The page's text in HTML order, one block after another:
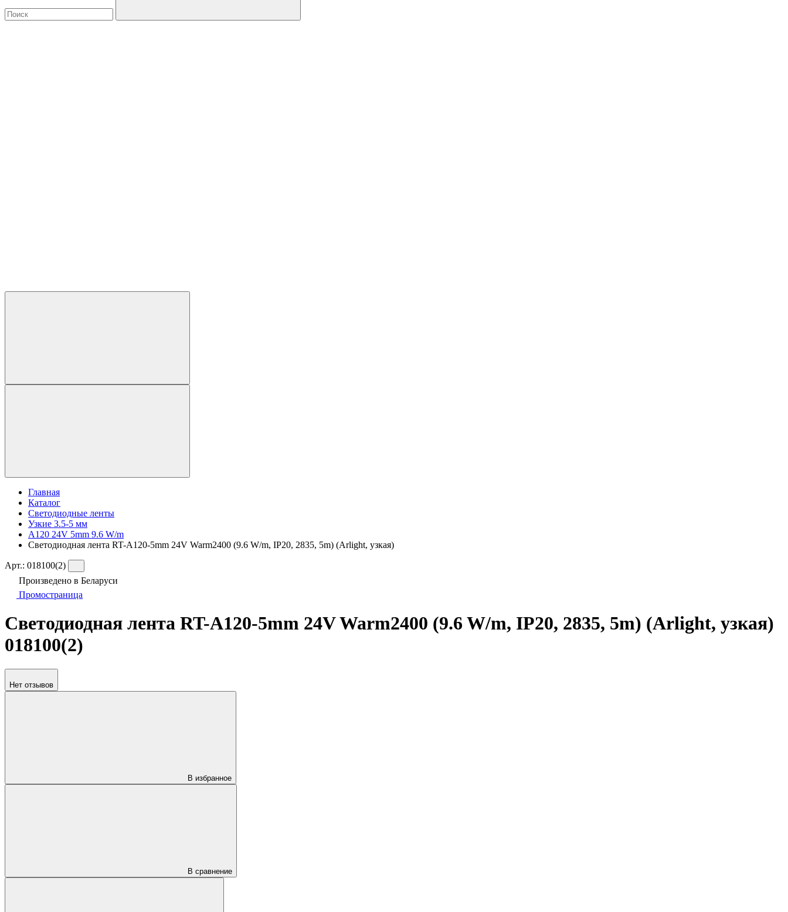
Главная
Каталог
Светодиодные ленты
Узкие 3.5-5 мм
A120 24V 5mm 9.6 W/m
Светодиодная лента RT-A120-5mm 24V Warm2400 (9.6 W/m, IP20, 2835, 5m) (Arlight, узкая)
Арт.: 018100(2)
Произведено в Беларуси
Промостраница
Светодиодная лента RT-A120-5mm 24V Warm2400 (9.6 W/m, IP20, 2835, 5m) (Arlight, узкая)
018100(2)
Нет отзывов
В избранное
В сравнение